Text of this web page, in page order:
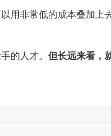
用非常低的成本叠加上
的人才。 但长远来看，